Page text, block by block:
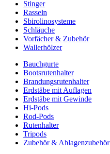
Stinger
Rasseln
Sbirolinosysteme
Schläuche
Vorfächer & Zubehör
Wallerhölzer
Bauchgurte
Bootsrutenhalter
Brandungsrutenhalter
Erdstäbe mit Auflagen
Erdstäbe mit Gewinde
Hi-Pods
Rod-Pods
Rutenhalter
Tripods
Zubehör & Ablagenzubehör